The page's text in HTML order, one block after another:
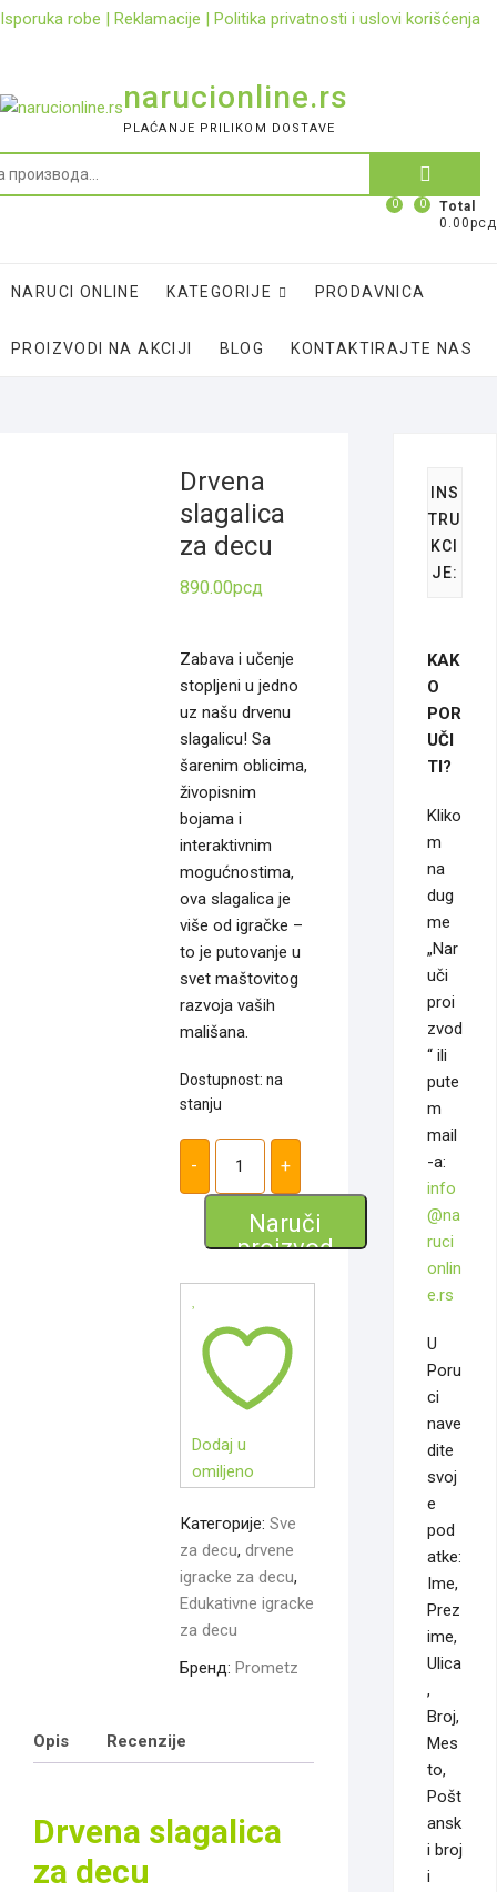
Skip
Isporuka robe | Reklamacije | Politika privatnosti i uslovi korišćenja
narucionline.rs
PLAĆANJE PRILIKOM DOSTAVE
Претрага
0
Total
0.00рсд
0
NARUCI ONLINE KATEGORIJE PRODAVNICA
PROIZVODI NA AKCIJI BLOG KONTAKTIRAJTE NAS
Drvena
slagalica
za decu
890.00рсд
Zabava i učenje
stopljeni u jedno
uz našu drvenu
slagalicu! Sa
šarenim oblicima,
živopisnim
bojama i
interaktivnim
mogućnostima,
ova slagalica je
više od igračke –
to je putovanje u
svet maštovitog
razvoja vaših
mališana.
Dostupnost: na
stanju
-
Drvena
slagalica
decu
количина
+
Naruči
proizvod
Dodaj u
omiljeno
Категорије: Sve
za decu, drvene
igracke za decu,
Edukativne igracke
za decu
Бренд: Prometz
Opis Recenzije
Drvena slagalica
za decu
INS
TRU
KCI
JE:
KAK
O
POR
UČI
TI?
Kliko
m
na
dug
me
„Nar
uči
proi
zvod
“ ili
pute
m
mail
-a:
info
@na
ruci
onlin
e.rs
U
Poru
ci
nave
dite
svoj
e
pod
atke:
Ime,
Prez
ime,
Ulica
,
Broj,
Mes
to,
Pošt
ansk
i broj
i